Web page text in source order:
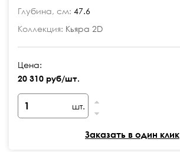
Глубина, см: 47.6
Коллекция: Кьяра 2D
Цена:
20 310 руб/шт.
шт.
Заказать в один клик